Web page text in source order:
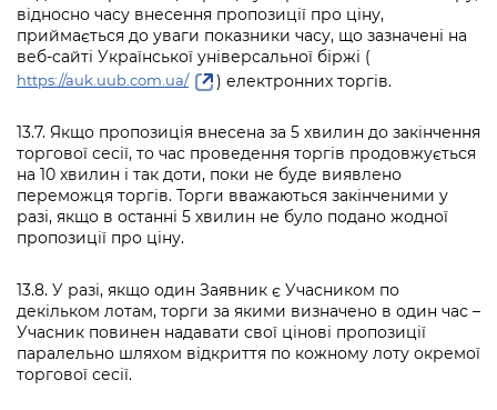
відносно часу внесення пропозиції про ціну,
приймається до уваги показники часу, що зазначені на
веб-сайті Української універсальної біржі (
https://auk.uub.com.ua/ ) електронних торгів.
13.7. Якщо пропозиція внесена за 5 хвилин до закінчення
торгової сесії, то час проведення торгів продовжується
на 10 хвилин і так доти, поки не буде виявлено
переможця торгів. Торги вважаються закінченими у
разі, якщо в останні 5 хвилин не було подано жодної
пропозиції про ціну.
13.8. У разі, якщо один Заявник є Учасником по
декільком лотам, торги за якими визначено в один час –
Учасник повинен надавати свої цінові пропозиції
паралельно шляхом відкриття по кожному лоту окремої
торгової сесії.